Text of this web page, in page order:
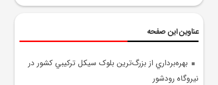
عناوین این صفحه
بهره‌برداري از بزرگ‌ترين بلوک سيکل ترکيبي کشور در
نيروگاه رودشور